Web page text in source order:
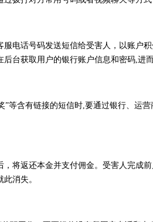
电话号码发送短信给受害人，以账户
台获取用户的银行账户信息和密码,进
”等含有链接的短信时,要通过银行、运
将返还本金并支付佣金。受害人完成
消失。